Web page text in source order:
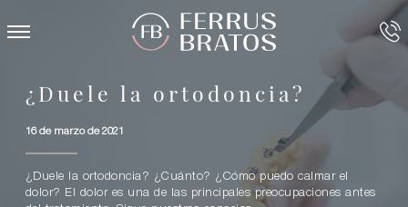
¿Duele la ortodoncia?
16 de marzo de 2021
¿Duele la ortodoncia? ¿Cuánto? ¿Cómo puedo calmar el
dolor? El dolor es una de las principales preocupaciones antes